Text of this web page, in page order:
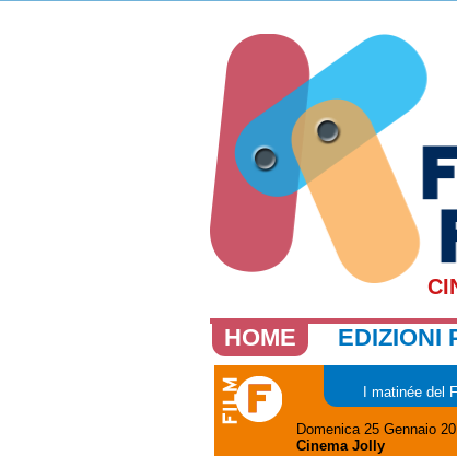
HOME EDIZIONI
I matinée del
Domenica 25 Gennaio
Cinema Jolly